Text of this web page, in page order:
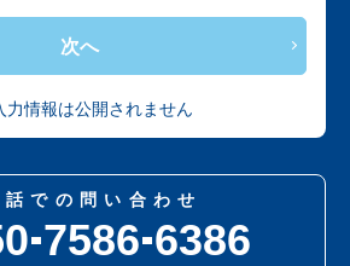
次へ
力情報は公開されません
話での問い合わせ
7586 6386